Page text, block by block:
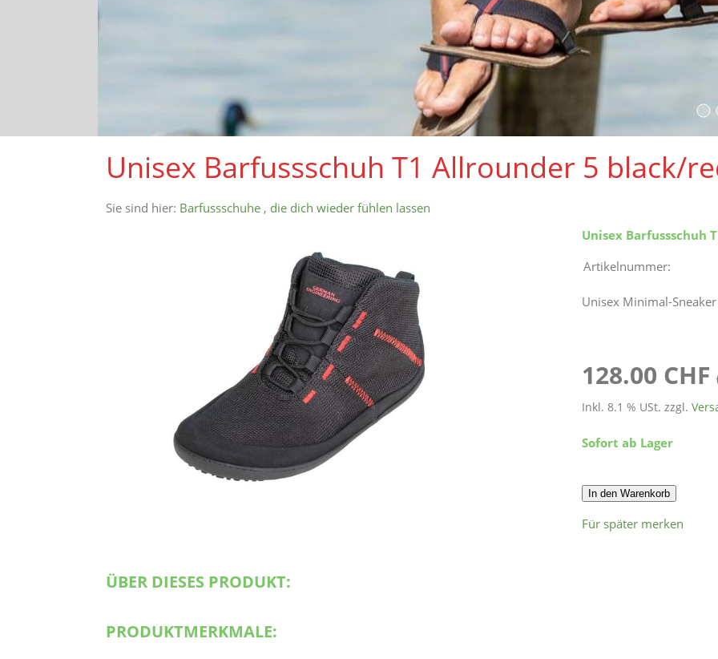
Unisex Barfussschuh T1 Allrounder 5 black/
Sie sind hier: Barfussschuhe , die dich wieder fühlen lassen
Unisex Barfussschuh
Artikelnummer:
Unisex Minimal-Sneaker
128.00 CHF
Inkl. 8.1 % USt. zzgl.
Sofort ab Lager
In den Warenkorb
Für später merken
ÜBER DIESES PRODUKT:
PRODUKTMERKMALE: